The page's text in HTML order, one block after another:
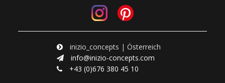
inizio_concepts | Österreich
info@inizio-concepts.com
+43 (0)676 380 45 10